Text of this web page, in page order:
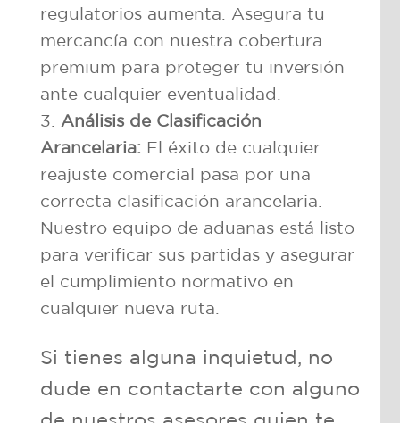
regulatorios aumenta. Asegura tu
mercancía con nuestra cobertura
premium para proteger tu inversión
ante cualquier eventualidad.
Análisis de Clasificación
Arancelaria: El éxito de cualquier
reajuste comercial pasa por una
correcta clasificación arancelaria.
Nuestro equipo de aduanas está listo
para verificar sus partidas y asegurar
el cumplimiento normativo en
cualquier nueva ruta.
Si tienes alguna inquietud, no
dude en contactarte con alguno